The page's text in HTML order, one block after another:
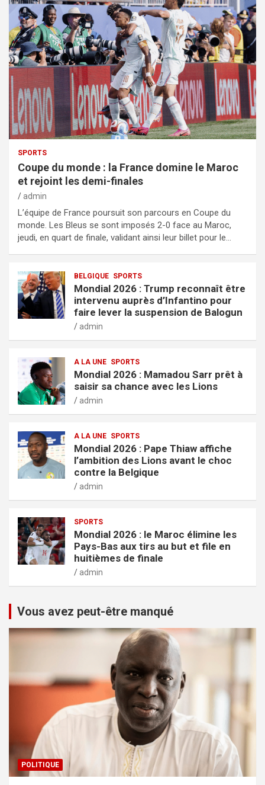
SPORTS
Coupe du monde : la France domine le Maroc
et rejoint les demi-finales
admin
L’équipe de France poursuit son parcours en Coupe du
monde. Les Bleus se sont imposés 2-0 face au Maroc,
jeudi, en quart de finale, validant ainsi leur billet pour le…
BELGIQUE SPORTS
Mondial 2026 : Trump reconnaît être
intervenu auprès d’Infantino pour
faire lever la suspension de Balogun
admin
A LA UNE SPORTS
Mondial 2026 : Mamadou Sarr prêt à
saisir sa chance avec les Lions
admin
A LA UNE SPORTS
Mondial 2026 : Pape Thiaw affiche
l’ambition des Lions avant le choc
contre la Belgique
admin
SPORTS
Mondial 2026 : le Maroc élimine les
Pays-Bas aux tirs au but et file en
huitièmes de finale
admin
Vous avez peut-être manqué
POLITIQUE